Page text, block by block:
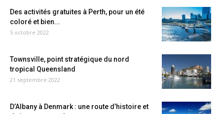
Des activités gratuites à Perth, pour un été
coloré et bien...
5 octobre 2022
Townsville, point stratégique du nord
tropical Queensland
21 septembre 2022
D’Albany à Denmark : une route d’histoire et